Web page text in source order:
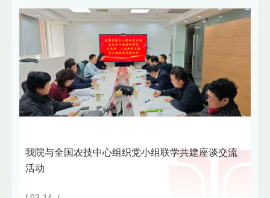
我院与全国农技中心组织党小组联学共建座谈交流
活动